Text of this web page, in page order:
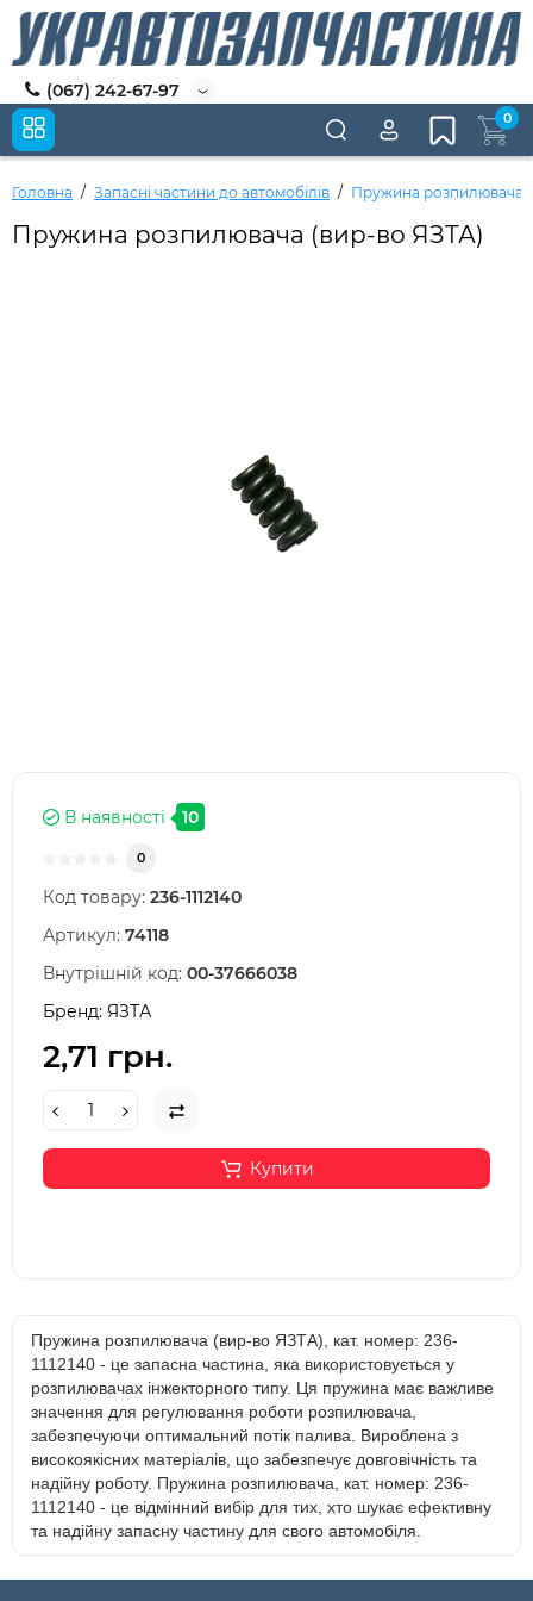
(067) 242-67-97
0
Головна Запасні частини до автомобілів Пружина розпилювача
Пружина розпилювача (вир-во ЯЗТА)
В наявності 10
0
Код товару: 236-1112140
Артикул: 74118
Внутрішній код: 00-37666038
Бренд: ЯЗТА
2,71 грн.
Купити
Пружина розпилювача (вир-во ЯЗТА), кат. номер: 236-
1112140 - це запасна частина, яка використовується у
розпилювачах інжекторного типу. Ця пружина має важливе
значення для регулювання роботи розпилювача,
забезпечуючи оптимальний потік палива. Вироблена з
високоякісних матеріалів, що забезпечує довговічність та
надійну роботу. Пружина розпилювача, кат. номер: 236-
1112140 - це відмінний вибір для тих, хто шукає ефективну
та надійну запасну частину для свого автомобіля.